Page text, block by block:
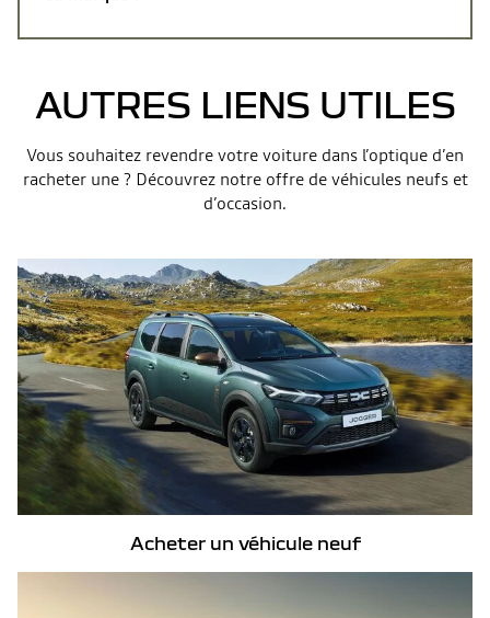
AUTRES LIENS UTILES
Vous souhaitez revendre votre voiture dans l’optique d’en
racheter une ? Découvrez notre offre de véhicules neufs et
d’occasion.
Acheter un véhicule neuf